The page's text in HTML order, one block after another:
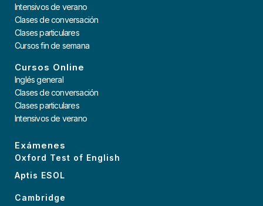
Intensivos de verano
Clases de conversación
Clases particulares
Cursos fin de semana
Cursos Online
Inglés general
Clases de conversación
Clases particulares
Intensivos de verano
Exámenes
Oxford Test of English
Aptis ESOL
Cambridge